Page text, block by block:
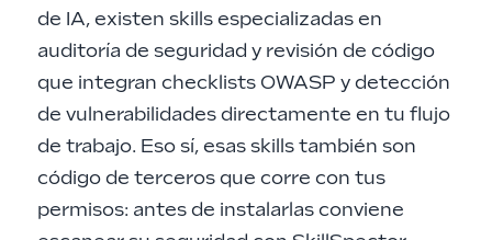
de IA, existen skills especializadas en
auditoría de seguridad y revisión de código
que integran checklists OWASP y detección
de vulnerabilidades directamente en tu flujo
de trabajo. Eso sí, esas skills también son
código de terceros que corre con tus
permisos: antes de instalarlas conviene